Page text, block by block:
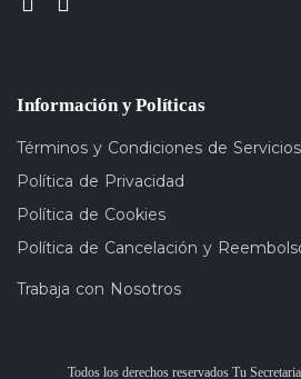
Información y Políticas
Términos y Condiciones de Servicios
Política de Privacidad
Política de Cookies
Política de Cancelación y
Trabaja con Nosotros
Todos los derechos reservados Tu